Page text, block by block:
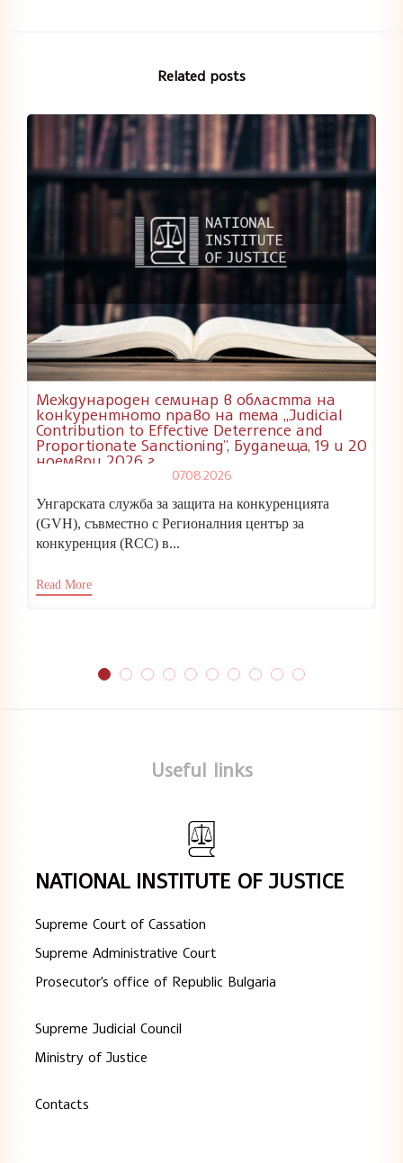
Related posts
Международен семинар в областта на
конкурентното право на тема „Judicial
Contribution to Effective Deterrence and
Proportionate Sanctioning”, Будапеща, 19 и 20
ноември 2026 г.
07.08.2026
Унгарската служба за защита на конкуренцията
(GVH), съвместно с Регионалния център за
конкуренция (RCC) в...
Read More
Useful links
NATIONAL INSTITUTE OF JUSTICE
Supreme Court of Cassation
Supreme Administrative Court
Prosecutor's office of Republic Bulgaria
Supreme Judicial Council
Ministry of Justice
Contacts